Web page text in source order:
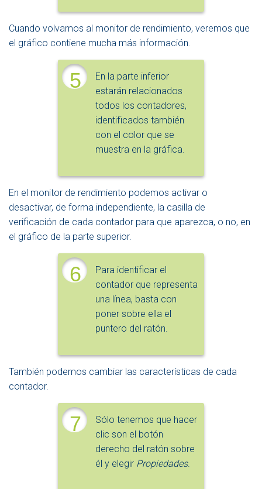
Cuando volvamos al monitor de rendimiento, veremos que
el gráfico contiene mucha más información.
5
En la parte inferior
estarán relacionados
todos los contadores,
identificados también
con el color que se
muestra en la gráfica.
En el monitor de rendimiento podemos activar o
desactivar, de forma independiente, la casilla de
verificación de cada contador para que aparezca, o no, en
el gráfico de la parte superior.
6
Para identificar el
contador que representa
una línea, basta con
poner sobre ella el
puntero del ratón.
También podemos cambiar las características de cada
contador.
7
Sólo tenemos que hacer
clic son el botón
derecho del ratón sobre
él y elegir Propiedades.